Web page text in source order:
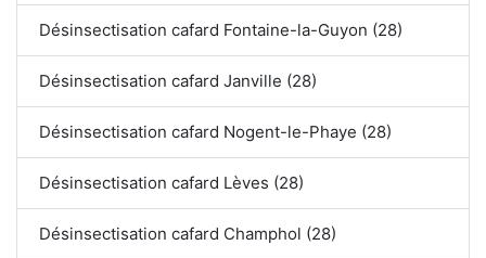
Désinsectisation cafard Fontaine-la-Guyon (28)
Désinsectisation cafard Janville (28)
Désinsectisation cafard Nogent-le-Phaye (28)
Désinsectisation cafard Lèves (28)
Désinsectisation cafard Champhol (28)